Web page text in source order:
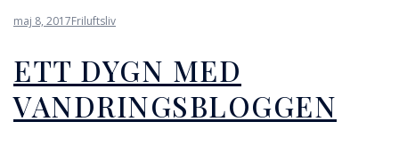
maj 8, 2017Friluftsliv
ETT DYGN MED
VANDRINGSBLOGGEN